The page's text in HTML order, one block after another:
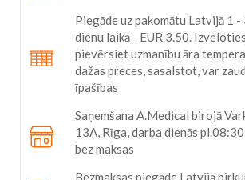
Piegāde uz pakomātu Latvijā 1 -
dienu laikā - EUR 3.50.
pievērsiet uzmanību āra
dažas preces, sasalstot, var
īpašības
Saņemšana A.Medical birojā
13A, Rīga, darba dienās
bez maksas
Bezmaksas piegāde Latvijā